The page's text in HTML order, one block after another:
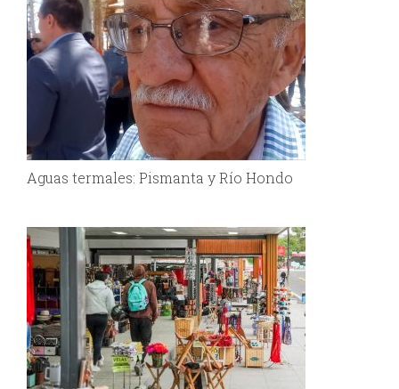
Aguas termales: Pismanta y Río Hondo